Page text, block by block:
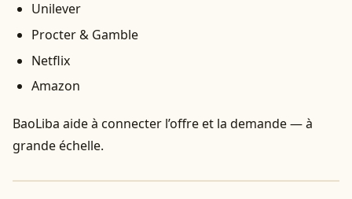
Unilever
Procter & Gamble
Netflix
Amazon
BaoLiba aide à connecter l’offre et la demande — à
grande échelle.